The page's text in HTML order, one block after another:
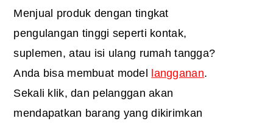
Menjual produk dengan tingkat
pengulangan tinggi seperti kontak,
suplemen, atau isi ulang rumah tangga?
Anda bisa membuat model langganan.
Sekali klik, dan pelanggan akan
mendapatkan barang yang dikirimkan